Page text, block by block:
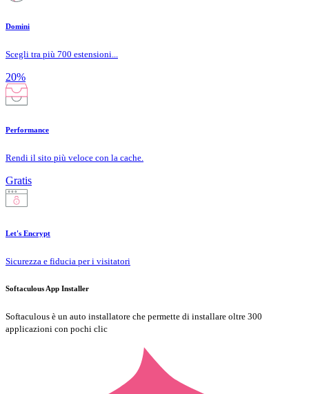
Domini
Scegli tra più 700 estensioni...
20%
Performance
Rendi il sito più veloce con la cache.
Gratis
Let's Encrypt
Sicurezza e fiducia per i visitatori
Softaculous App Installer
Softaculous è un auto installatore che permette di installare oltre 300
applicazioni con pochi clic